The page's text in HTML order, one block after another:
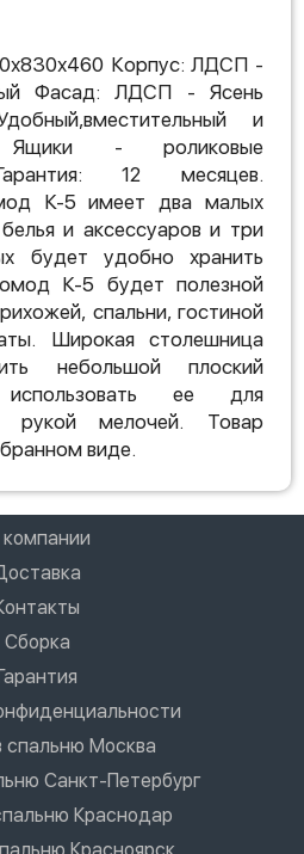
Корпус: ЛДСП -
Фасад: ЛДСП - Ясень
и
Ящики - роликовые
12 месяцев.
К-5 имеет два малых
и аксессуаров и три
будет удобно хранить
К-5 будет полезной
спальни, гостиной
Широкая столешница
небольшой плоский
ее для
рукой мелочей. Товар
виде.
Сборка
спальню Москва
Санкт-Петербург
Краснодар